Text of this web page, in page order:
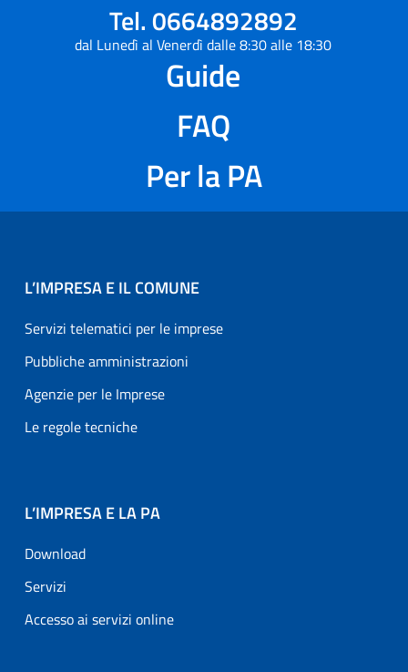
Tel. 0664892892
dal Lunedì al Venerdì dalle 8:30 alle 18:30
Guide
FAQ
Per la PA
L’IMPRESA E IL COMUNE
Servizi telematici per le imprese
Pubbliche amministrazioni
Agenzie per le Imprese
Le regole tecniche
L’IMPRESA E LA PA
Download
Servizi
Accesso ai servizi online